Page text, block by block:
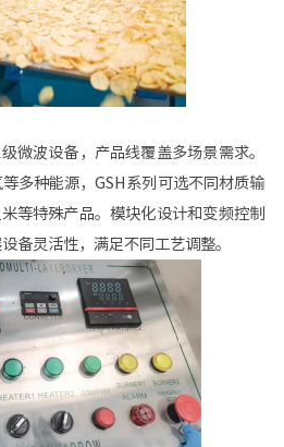
微波设备，产品线覆盖多场景需求。
多种能源，GSH系列可选不同材质输
等特殊产品。模块化设计和变频控制
备灵活性，满足不同工艺调整。